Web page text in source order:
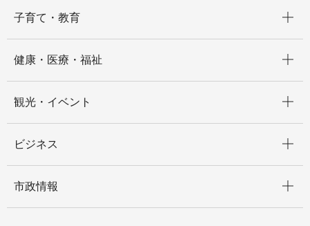
子育て・教育
健康・医療・福祉
観光・イベント
ビジネス
市政情報